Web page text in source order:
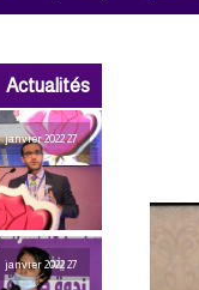
Actualités
27 janvier 2022
27 janvier 2022